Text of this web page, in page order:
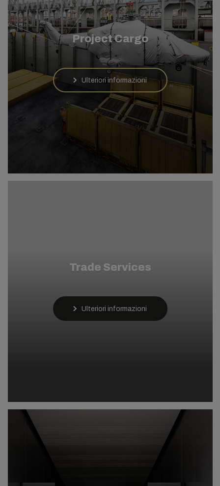
Project Cargo
Ulteriori informazioni
Trade Services
Ulteriori informazioni